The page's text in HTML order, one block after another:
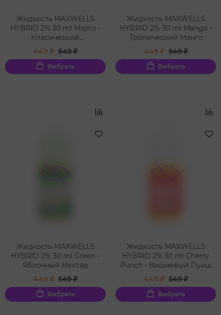
Жидкость MAXWELLS
HYBRID 2% 30 ml Mojito -
Класический
Освежающий Мохито
449 ₽ 549 ₽
Выбрать
Жидкость MAXWELLS
HYBRID 2% 30 ml Mango -
Тропический Манго
449 ₽ 549 ₽
Выбрать
Жидкость MAXWELLS
HYBRID 2% 30 ml Green -
Яблочный Нектар
449 ₽ 549 ₽
Выбрать
Жидкость MAXWELLS
HYBRID 2% 30 ml Cherry
Punch - Вишневый Пунш
449 ₽ 549 ₽
Выбрать